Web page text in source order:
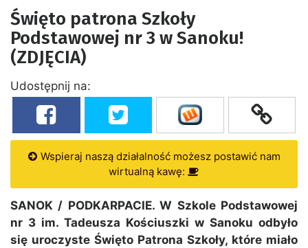
Święto patrona Szkoły
Podstawowej nr 3 w Sanoku!
(ZDJĘCIA)
Udostępnij na:
Wspieraj naszą działalność możesz postawić nam
wirtualną kawę:
SANOK / PODKARPACIE. W Szkole Podstawowej
nr 3 im. Tadeusza Kościuszki w Sanoku odbyło
się uroczyste Święto Patrona Szkoły, które miało